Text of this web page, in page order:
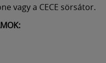
vagy a CECE sörsátor.